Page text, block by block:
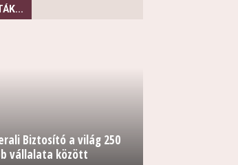
Biztosító a világ 250
vállalata között